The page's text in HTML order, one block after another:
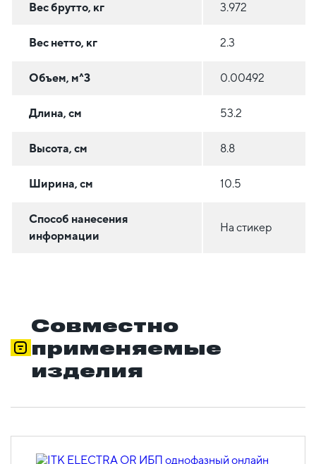
Вес брутто, кг 3.972
Вес нетто, кг 2.3
Объем, м^3 0.00492
Длина, см 53.2
Высота, см 8.8
Ширина, см 10.5
Способ нанесения
информации
На стикер
Совместно
применяемые
изделия